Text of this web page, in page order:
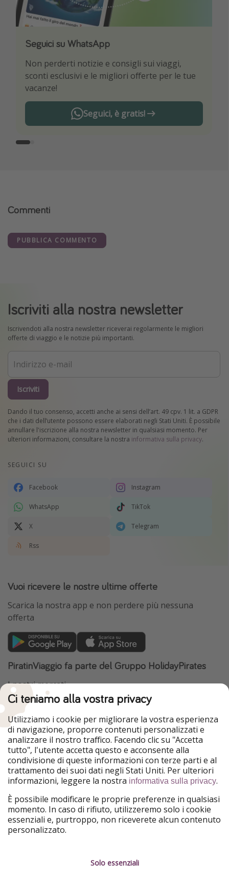
Seguici su WhatsApp
Non perderti notizie e consigli sui viaggi,
sconti esclusivi e le migliori offerte per le tue
vacanze!
Seguici, è gratis!
Scarica la nostra App
Sii il primo a conoscere le migliori offerte di
viaggio
Commenti
PUBBLICA COMMENTO
Iscriviti alla nostra newsletter
Iscrivendoti alla nostra newsletter riceverai regolarmente le migliori
offerte di viaggio e le notizie più importanti.
Iscriviti
Dando il tuo consenso, accetti anche ai sensi dell’art. 49 cpv. 1 lit. a GDPR
che i dati dell’utente possono essere elaborati negli Stati Uniti. È possibile
annullare l'iscrizione alla nostra newsletter in qualsiasi momento. Per
ulteriori informazioni, consultare la nostra informativa sulla privacy.
SEGUICI SU
Facebook Instagram
WhatsApp TikTok
X Telegram
Rss
Vuoi ricevere le nostre ultime offerte
Scarica la nostra app e non perdere più nessuna
offerta
PiratinViaggio fa parte del Gruppo HolidayPirates
I nostri mercati
HolidayPirates
VakantiePiraten
WakacyjniPiraci
Ferienpiraten
Urlaubspiraten
Urlaubspiraten
ViajerosPiratas
TravelPirates
Il nostro gruppo
HolidayPirates Group
Conoscici meglio
Chi siamo
Lavora con noi
Informazioni legali
Termini d' Uso
Ci teniamo alla vostra privacy
Utilizziamo i cookie per migliorare la vostra esperienza
di navigazione, proporre contenuti personalizzati e
analizzare il nostro traffico. Facendo clic su "Accetta
tutto", l'utente accetta questo e acconsente alla
condivisione di queste informazioni con terze parti e al
trattamento dei suoi dati negli Stati Uniti. Per ulteriori
informazioni, leggere la nostra informativa sulla privacy.
È possibile modificare le proprie preferenze in qualsiasi
momento. In caso di rifiuto, utilizzeremo solo i cookie
essenziali e, purtroppo, non riceverete alcun contenuto
personalizzato.
Solo essenziali